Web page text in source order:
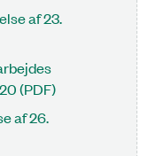
af 23.
(PDF)
af 26.